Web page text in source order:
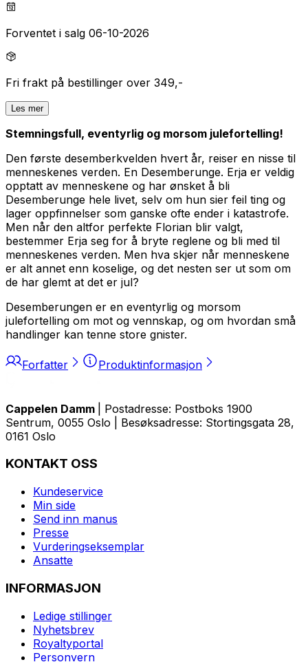
Forventet i salg 06-10-2026
Fri frakt på bestillinger over 349,-
Les mer
Stemningsfull, eventyrlig og morsom julefortelling!
Den første desemberkvelden hvert år, reiser en nisse til
menneskenes verden. En Desemberunge. Erja er veldig
opptatt av menneskene og har ønsket å bli
Desemberunge hele livet, selv om hun sier feil ting og
lager oppfinnelser som ganske ofte ender i katastrofe.
Men når den altfor perfekte Florian blir valgt,
bestemmer Erja seg for å bryte reglene og bli med til
menneskenes verden. Men hva skjer når menneskene
er alt annet enn koselige, og det nesten ser ut som om
de har glemt at det er jul?
Desemberungen er en eventyrlig og morsom
julefortelling om mot og vennskap, og om hvordan små
handlinger kan tenne store gnister.
Forfatter Produktinformasjon
Cappelen Damm
| Postadresse: Postboks 1900
Sentrum, 0055 Oslo | Besøksadresse: Stortingsgata 28,
0161 Oslo
KONTAKT OSS
Kundeservice
Min side
Send inn manus
Presse
Vurderingseksemplar
Ansatte
INFORMASJON
Ledige stillinger
Nyhetsbrev
Royaltyportal
Personvern